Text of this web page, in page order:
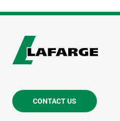
CONTACT US